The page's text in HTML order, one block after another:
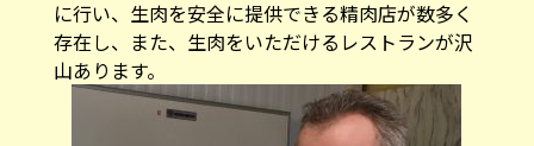
に行い、生肉を安全に提供できる精肉店が数多く
存在し、また、生肉をいただけるレストランが沢
山あります。